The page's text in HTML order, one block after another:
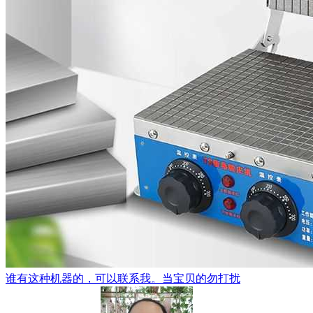
谁有这种机器的，可以联系我。当宝贝的勿打扰